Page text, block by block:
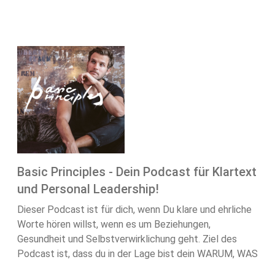
Basic Principles - Dein Podcast für Klartext
und Personal Leadership!
Dieser Podcast ist für dich, wenn Du klare und ehrliche
Worte hören willst, wenn es um Beziehungen,
Gesundheit und Selbstverwirklichung geht. Ziel des
Podcast ist, dass du in der Lage bist dein WARUM, WAS